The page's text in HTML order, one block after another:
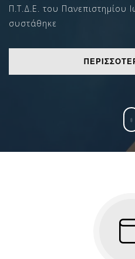
Π.Τ.Δ.Ε. του Πανεπιστημίου
συστάθηκε